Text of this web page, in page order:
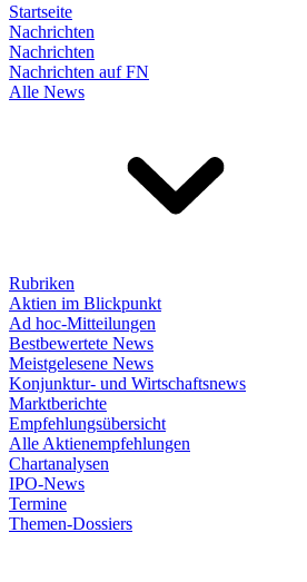
Startseite
Nachrichten
Nachrichten
Nachrichten auf FN
Alle News
Rubriken
Aktien im Blickpunkt
Ad hoc-Mitteilungen
Bestbewertete News
Meistgelesene News
Konjunktur- und Wirtschaftsnews
Marktberichte
Empfehlungsübersicht
Alle Aktienempfehlungen
Chartanalysen
IPO-News
Termine
Themen-Dossiers